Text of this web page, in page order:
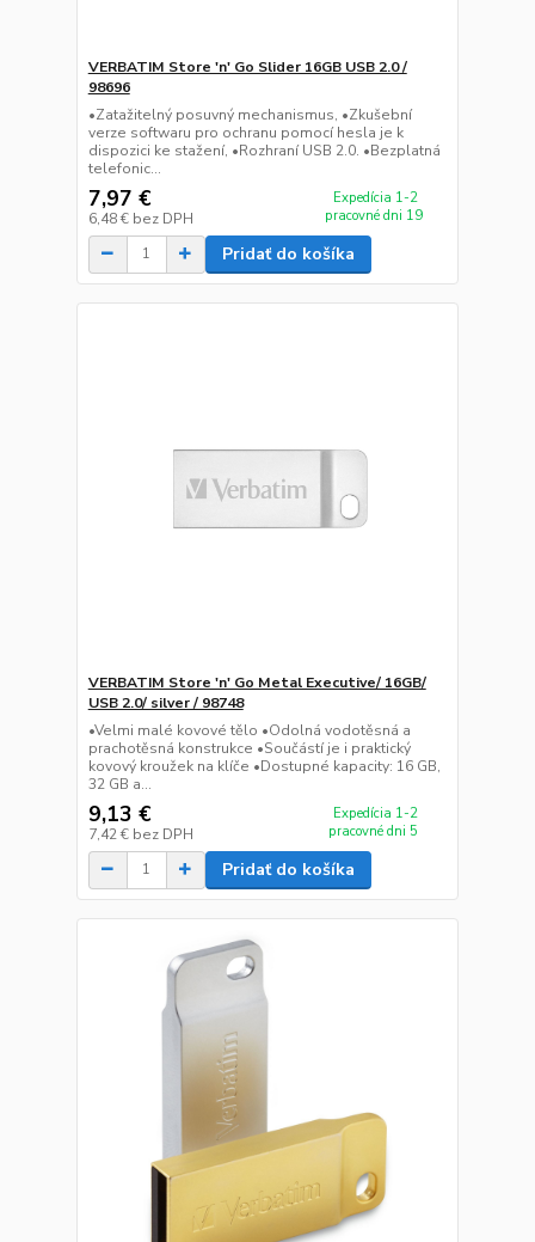
VERBATIM Store 'n' Go Slider 16GB USB 2.0 /
98696
•Zatažitelný posuvný mechanismus, •Zkušební
verze softwaru pro ochranu pomocí hesla je k
dispozici ke stažení, •Rozhraní USB 2.0. •Bezplatná
telefonic...
7,97 €
6,48 € bez DPH
Expedícia 1-2
pracovné dni 19
Pridať do košíka
VERBATIM Store 'n' Go Metal Executive/ 16GB/
USB 2.0/ silver / 98748
•Velmi malé kovové tělo •Odolná vodotěsná a
prachotěsná konstrukce •Součástí je i praktický
kovový kroužek na klíče •Dostupné kapacity: 16 GB,
32 GB a...
9,13 €
7,42 € bez DPH
Expedícia 1-2
pracovné dni 5
Pridať do košíka